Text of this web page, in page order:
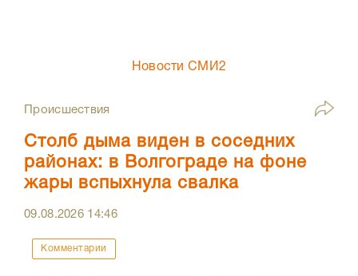
Новости СМИ2
Происшествия
Столб дыма виден в соседних
районах: в Волгограде на фоне
жары вспыхнула свалка
09.08.2026 14:46
Комментарии